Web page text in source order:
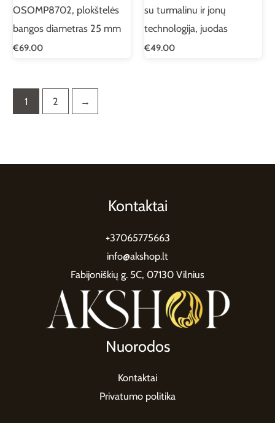
OSOMP8702, plokštelės
bangos diametras 25 mm
€69.00
su turmalinu ir jonų
technologija, juodas
€49.00
1 2 →
Kontaktai
+37065775663
info@akshop.lt
Fabijoniškių g. 5C, 07130 Vilnius
Nuorodos
Kontaktai
Privatumo politika